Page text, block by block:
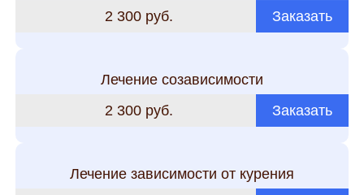
2 300 руб.
Заказать
Лечение созависимости
2 300 руб.
Заказать
Лечение зависимости от курения